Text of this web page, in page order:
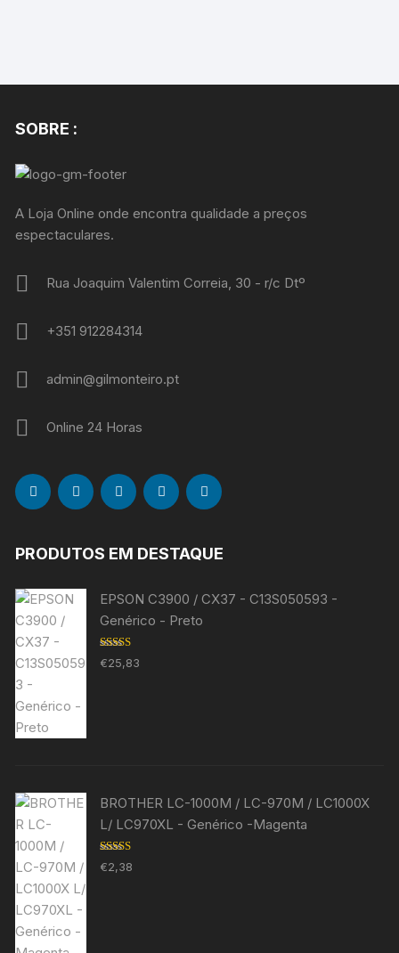
SOBRE :
A Loja Online onde encontra qualidade a preços
espectaculares.
Rua Joaquim Valentim Correia, 30 - r/c Dtº
+351 912284314
admin@gilmonteiro.pt
Online 24 Horas
PRODUTOS EM DESTAQUE
EPSON C3900 / CX37 - C13S050593 -
Genérico - Preto
Avaliação
5.00de 5
€25,83
BROTHER LC-1000M / LC-970M / LC1000X
L/ LC970XL - Genérico -Magenta
Avaliação
5.00de 5
€2,38